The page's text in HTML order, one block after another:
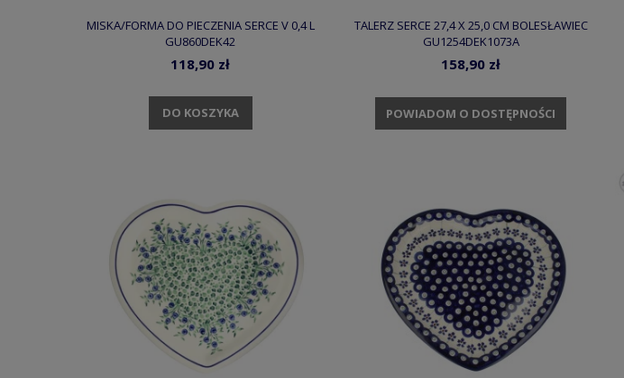
MISKA/FORMA DO PIECZENIA SERCE V 0,4 L
GU860DEK42
118,90 zł
DO KOSZYKA
TALERZ SERCE 27,4 X 25,0 CM BOLESŁAWIEC
GU1254DEK1073A
158,90 zł
POWIADOM O DOSTĘPNOŚCI